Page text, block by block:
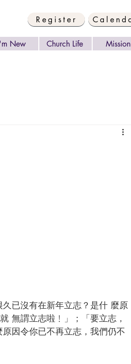
Register
New Church Life Mission
已沒有在新年立志？是什 麼原
無謂立志啦﹗」；「要立志，
因令你已不再立志，我們仍不